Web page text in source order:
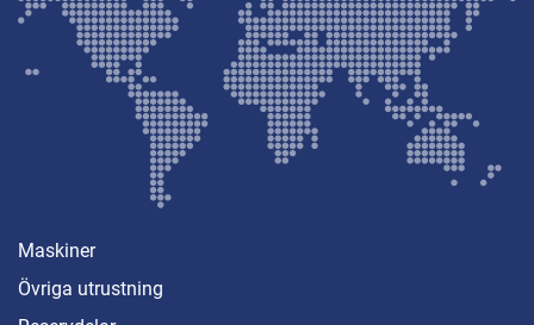
Maskiner
Övriga utrustning